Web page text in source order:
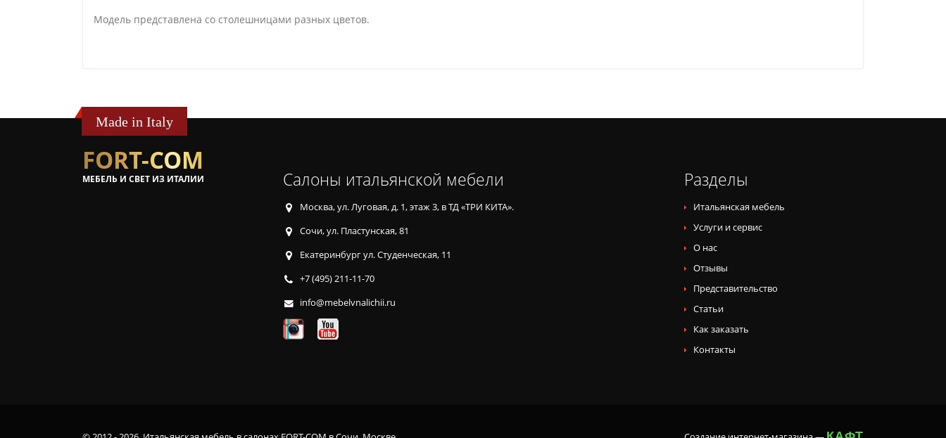
Модель представлена со столешницами разных цветов.
Made in Italy
FORT-COM
МЕБЕЛЬ И СВЕТ ИЗ ИТАЛИИ Салоны итальянской мебели
Москва, ул. Луговая, д. 1, этаж 3, в ТД «ТРИ КИТА».
Сочи, ул. Пластунская, 81
Екатеринбург ул. Студенческая, 11
+7 (495) 211-11-70
info@mebelvnalichii.ru
Разделы
Итальянская мебель
Услуги и сервис
О нас
Отзывы
Представительство
Статьи
Как заказать
Контакты